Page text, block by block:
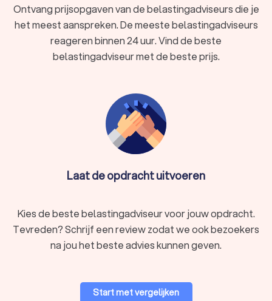
Ontvang prijsopgaven van de belastingadviseurs die je
het meest aanspreken. De meeste belastingadviseurs
reageren binnen 24 uur. Vind de beste
belastingadviseur met de beste prijs.
Laat de opdracht uitvoeren
Kies de beste belastingadviseur voor jouw opdracht.
Tevreden? Schrijf een review zodat we ook bezoekers
na jou het beste advies kunnen geven.
Start met vergelijken